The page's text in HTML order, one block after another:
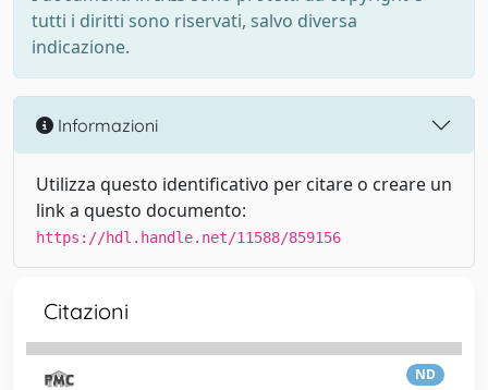
tutti i diritti sono riservati, salvo diversa
indicazione.
Informazioni
Utilizza questo identificativo per citare o creare un
link a questo documento:
https://hdl.handle.net/11588/859156
Citazioni
ND